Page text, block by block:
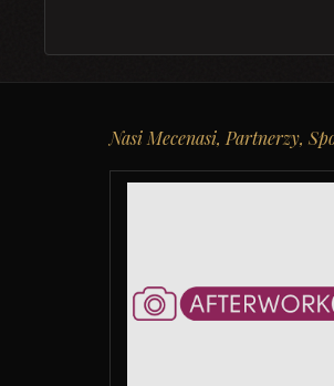
Nasi Mecenasi, Partnerzy,